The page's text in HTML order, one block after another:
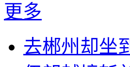
更多
去郴州却坐